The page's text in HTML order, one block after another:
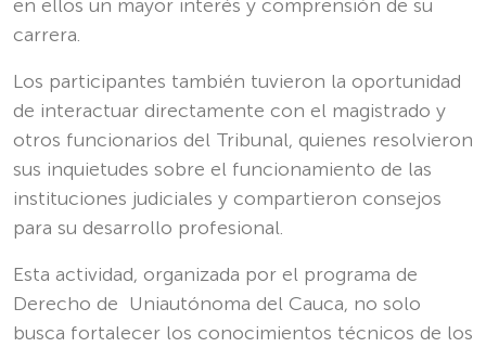
en ellos un mayor interés y comprensión de su
carrera.
Los participantes también tuvieron la oportunidad
de interactuar directamente con el magistrado y
otros funcionarios del Tribunal, quienes resolvieron
sus inquietudes sobre el funcionamiento de las
instituciones judiciales y compartieron consejos
para su desarrollo profesional.
Esta actividad, organizada por el programa de
Derecho de Uniautónoma del Cauca, no solo
busca fortalecer los conocimientos técnicos de los